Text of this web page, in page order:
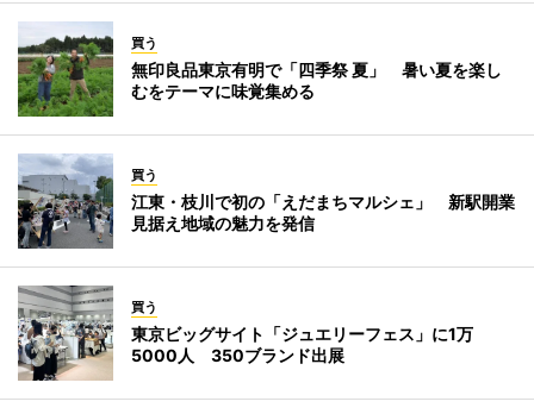
買う
無印良品東京有明で「四季祭 夏」 暑い夏を楽し
むをテーマに味覚集める
買う
江東・枝川で初の「えだまちマルシェ」 新駅開業
見据え地域の魅力を発信
買う
東京ビッグサイト「ジュエリーフェス」に1万
5000人 350ブランド出展